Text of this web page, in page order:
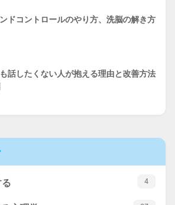
ドコントロールのやり方、洗脳の解き方
話したくない人が抱える理由と改善方法
4